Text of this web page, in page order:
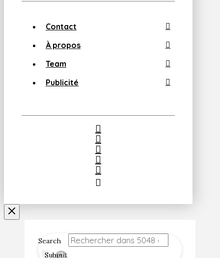
Contact
À propos
Team
Publicité
Search
Submit
Clear